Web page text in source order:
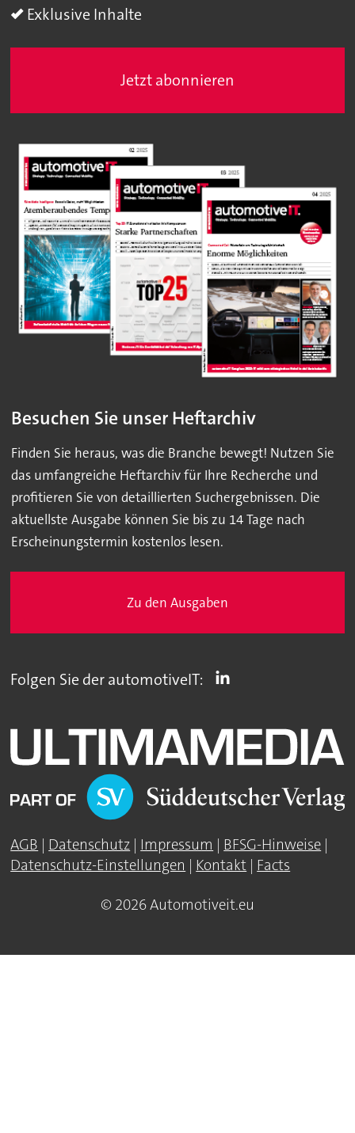
Exklusive Inhalte
Jetzt abonnieren
Besuchen Sie unser Heftarchiv
Finden Sie heraus, was die Branche bewegt! Nutzen Sie
das umfangreiche Heftarchiv für Ihre Recherche und
profitieren Sie von detaillierten Suchergebnissen. Die
aktuellste Ausgabe können Sie bis zu 14 Tage nach
Erscheinungstermin kostenlos lesen.
Zu den Ausgaben
Folgen Sie der automotiveIT:
AGB | Datenschutz | Impressum | BFSG-Hinweise |
Datenschutz-Einstellungen | Kontakt | Facts
© 2026 Automotiveit.eu